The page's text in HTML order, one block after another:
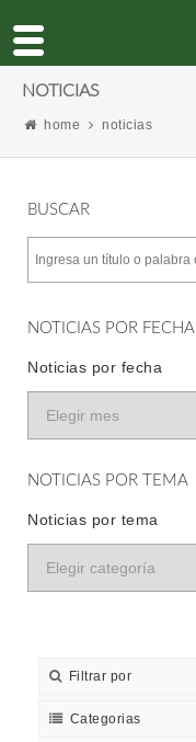
NOTICIAS
home noticias
BUSCAR
NOTICIAS POR FECHA
Noticias por fecha
NOTICIAS POR TEMA
Noticias por tema
Filtrar por
Categorias